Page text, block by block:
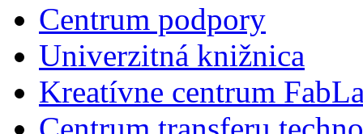
Centrum podpory
Univerzitná knižnica
Kreatívne centrum